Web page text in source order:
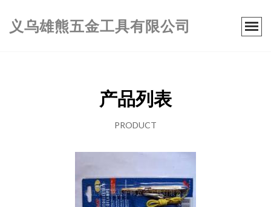
义乌雄熊五金工具有限公司
产品列表
PRODUCT